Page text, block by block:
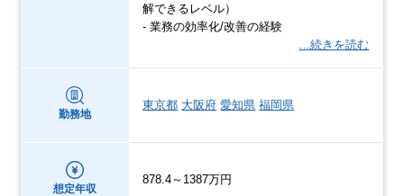
解できるレベル）
- 業務の効率化/改善の経験
…続きを読む
勤務地
東京都 大阪府 愛知県 福岡県
想定年収
878.4～1387万円